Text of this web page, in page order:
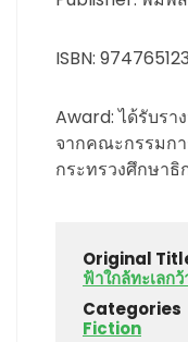
ISBN:
Award: ได้รับรา
จากคณะกรรมก
กระทรวงศึกษาธิ
Original
ฟ้าใกล้ทะเลกว้
Categories
Fiction